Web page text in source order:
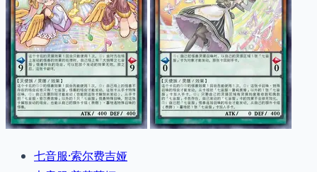
七音服·索尔费吉娅